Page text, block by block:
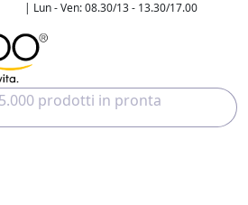
| Lun - Ven: 08.30/13 - 13.30/17.00
prodotti in pronta